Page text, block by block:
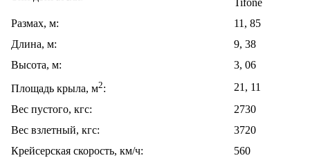
Tifone
Размах, м:
11, 85
Длина, м:
9, 38
Высота, м:
3, 06
Площадь крыла, м2:
21, 11
Вес пустого, кгс:
2730
Вес взлетный, кгс:
3720
Крейсерская скорость, км/ч:
560